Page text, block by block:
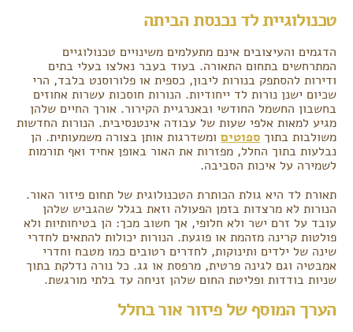
טכנולוגיית לד נכנסת הביתה
הדגמים והעיצובים אינם מתעלמים משינויים טכנולוגיים
המתרחשים בתחום התאורה. בעוד בעבר נאלצו בעלי בתים
ודירות להסתפק בנורות ליבון, כספית או פלורוסנט בלבד, הרי
שכיום ישנן נורות לד ייחודיות. הנורות חוסכות עשרות אחוזים
בחשבון החשמל החודשי ובאנרגיית הקירור. אורך החיים שלהן
מגיע למאות אלפי שעות של עבודה אינטנסיבית. הנורות החדשות
משולבות בתוךספוטיםומשדרגות אותן בצורה משמעותית. הן
נבלעות בתוך החלל, מפזרות את האור באופן אחיד ואף תורמות
לשמירה על איכות הסביבה.
תאורת לד היא גולת הכותרת הטכנולוגית של תחום פיזור האור.
הנורות לא מרצדות בזמן הפעולה וזאת בגלל שהגביש שלהן
עובד על זרם ישר ולא חלופי, אך חשוב מכך: הן בטיחותיות ולא
פולטות קרינה מזהמת או פוגעת. הנורות יכולות להתאים לחדרי
שינה של ילדים ותינוקות, לחדרים רטובים כמו מטבח וחדרי
אמבטיה וגם לגינה פרטית, מרפסת או גג. כל נורה נדלקת בתוך
שניות בודדות ופליטת החום שלהן זניחה עד בלתי מורגשת.
הערך המוסף של פיזור אור בחלל